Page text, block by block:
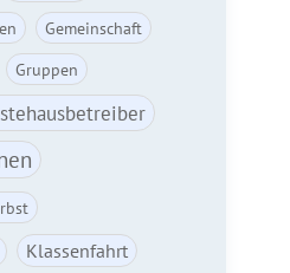
Gemeinschaft
Gruppen
Klassenfahrt